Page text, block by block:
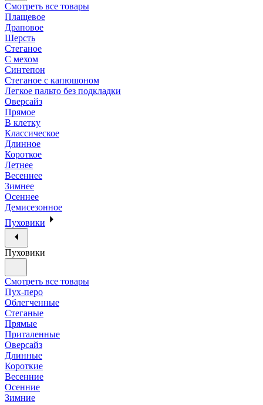
Смотреть все товары
Плащевое
Драповое
Шерсть
Стеганое
С мехом
Синтепон
Стеганое с капюшоном
Легкое пальто без подкладки
Оверсайз
Прямое
В клетку
Классическое
Длинное
Короткое
Летнее
Весеннее
Зимнее
Осеннее
Демисезонное
Пуховики
Пуховики
Смотреть все товары
Пух-перо
Облегченные
Стеганые
Прямые
Приталенные
Оверсайз
Длинные
Короткие
Весенние
Осенние
Зимние